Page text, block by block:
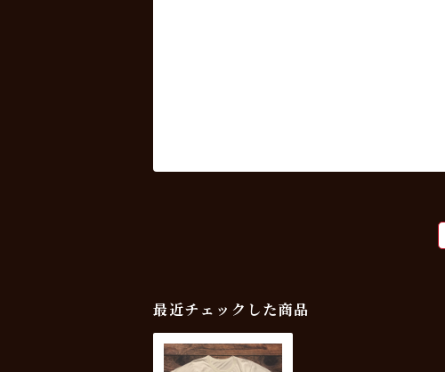
最近チェックした商品